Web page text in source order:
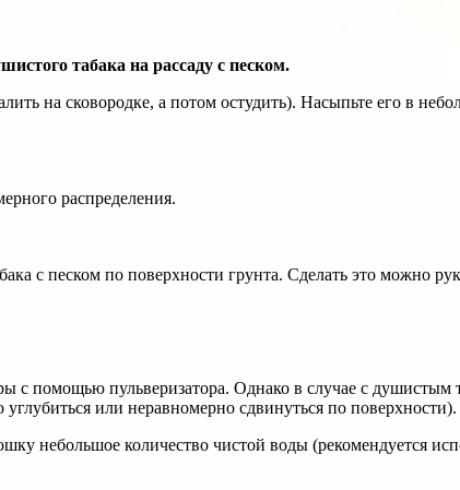
табака на рассаду с песком.
на сковородке, а потом остудить). Насыпьте его в
распределения.
с песком по поверхности грунта. Сделать это можно
с помощью пульверизатора. Однако в случае с душистым
углубиться или неравномерно сдвинуться по поверхности).
небольшое количество чистой воды (рекомендуется